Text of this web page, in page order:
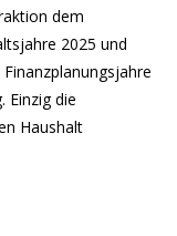
dem
2025 und
Einzig die
Haushalt